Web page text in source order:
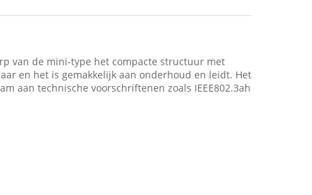
van de mini-type het compacte structuur met
en het is gemakkelijk aan onderhoud en leidt. Het
aan technische voorschriftenen zoals IEEE802.3ah